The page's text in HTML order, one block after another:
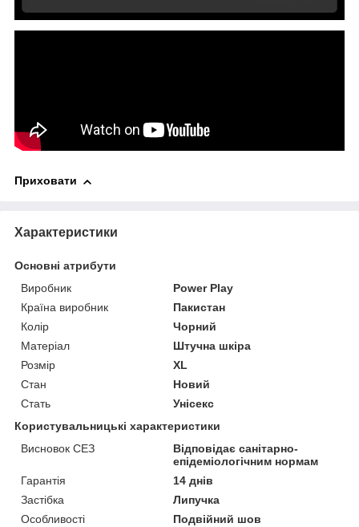
Приховати
Характеристики
Основні атрибути
Виробник
Power Play
Країна виробник
Пакистан
Колір
Чорний
Матеріал
Штучна шкіра
Розмір
XL
Стан
Новий
Стать
Унісекс
Користувальницькі характеристики
Висновок СЕЗ
Відповідає санітарно-
епідеміологічним нормам
Гарантія
14 днів
Застібка
Липучка
Особливості
Подвійний шов